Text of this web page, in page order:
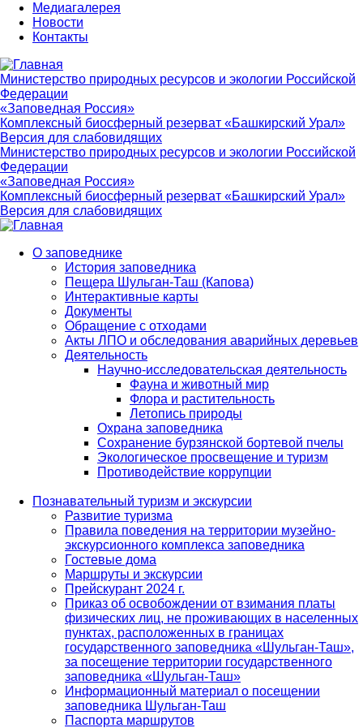
Медиагалерея
Новости
Контакты
Министерство природных ресурсов и экологии Российской
Федерации
«Заповедная Россия»
Комплексный биосферный резерват «Башкирский Урал»
Версия для слабовидящих
Министерство природных ресурсов и экологии Российской
Федерации
«Заповедная Россия»
Комплексный биосферный резерват «Башкирский Урал»
Версия для слабовидящих
navigation
О заповеднике
История заповедника
Пещера Шульган-Таш (Капова)
Интерактивные карты
Документы
Обращение с отходами
Акты ЛПО и обследования аварийных деревьев
Деятельность
Научно-исследовательская деятельность
Фауна и животный мир
Флора и растительность
Летопись природы
Охрана заповедника
Сохранение бурзянской бортевой пчелы
Экологическое просвещение и туризм
Противодействие коррупции
Познавательный туризм и экскурсии
Развитие туризма
Правила поведения на территории музейно-
экскурсионного комплекса заповедника
Гостевые дома
Маршруты и экскурсии
Прейскурант 2024 г.
Приказ об освобождении от взимания платы
физических лиц, не проживающих в населенных
пунктах, расположенных в границах
государственного заповедника «Шульган-Таш»,
за посещение территории государственного
заповедника «Шульган-Таш»
Информационный материал о посещении
заповедника Шульган-Таш
Паспорта маршрутов